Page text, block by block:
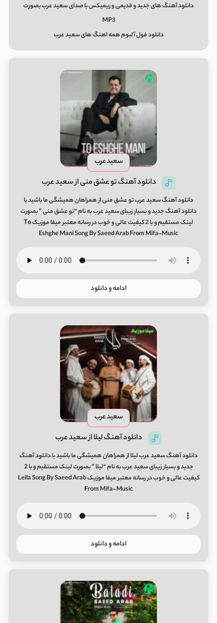
دانلود آهنگ های جدید و قدیمی و ریمیکس با صدای سعید عرب بصورت
MP3
دانلود فول آلبوم همه اهنگ های سعید عرب
سعید عرب
دانلود آهنگ تو عشق منی از سعید عرب
دانلود آهنگ سعید عرب تو عشق منی از همراهان همیشگی ما باشید با
دانلود آهنگ جدید و بسیار زیبای سعید عرب به نام “تو عشق منی ” بصورت
لینک مستقیم و با 2 کیفیت عالی و خوب در رسانه معتبر میفا موزیک To
Eshghe Mani Song By Saeed Arab From Mifa-Music
ادامه و دانلود
سعید عرب
دانلود آهنگ لیلا از سعید عرب
دانلود آهنگ سعید عرب لیلا از همراهان همیشگی ما باشید با دانلود آهنگ
جدید و بسیار زیبای سعید عرب به نام “لیلا ” بصورت لینک مستقیم و با 2
کیفیت عالی و خوب در رسانه معتبر میفا موزیک Leila Song By Saeed Arab
From Mifa-Music
ادامه و دانلود